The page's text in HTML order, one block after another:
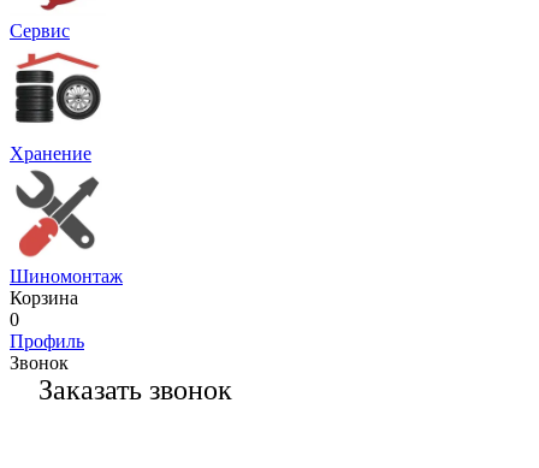
Сервис
Хранение
Шиномонтаж
Корзина
0
Профиль
Звонок
Заказать звонок